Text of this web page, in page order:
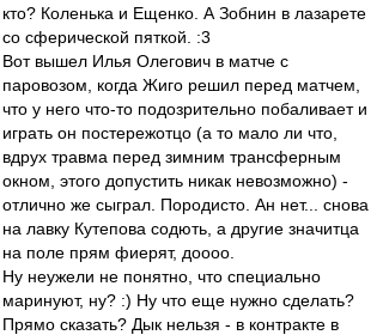
кто? Коленька и Ещенко. А Зобнин в лазарете
со сферической пяткой. :3
Вот вышел Илья Олегович в матче с
паровозом, когда Жиго решил перед матчем,
что у него что-то подозрительно побаливает и
играть он постережотцо (а то мало ли что,
вдрух травма перед зимним трансферным
окном, этого допустить никак невозможно) -
отлично же сыграл. Породисто. Ан нет... снова
на лавку Кутепова содють, а другие значитца
на поле прям фиерят, доооо.
Ну неужели не понятно, что специально
маринуют, ну? :) Ну что еще нужно сделать?
Прямо сказать? Дык нельзя - в контракте в